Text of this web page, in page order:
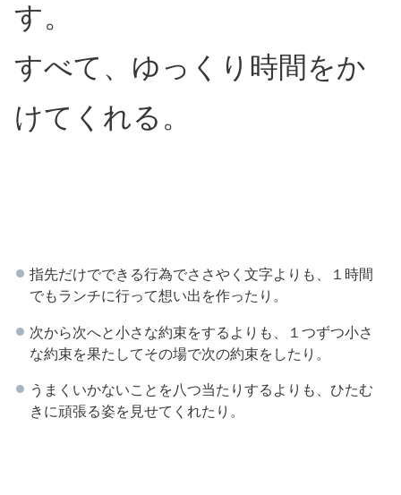
す。
すべて、ゆっくり時間をか
けてくれる。
指先だけでできる行為でささやく文字よりも、１時間
でもランチに行って想い出を作ったり。
次から次へと小さな約束をするよりも、１つずつ小さ
な約束を果たしてその場で次の約束をしたり。
うまくいかないことを八つ当たりするよりも、ひたむ
きに頑張る姿を見せてくれたり。